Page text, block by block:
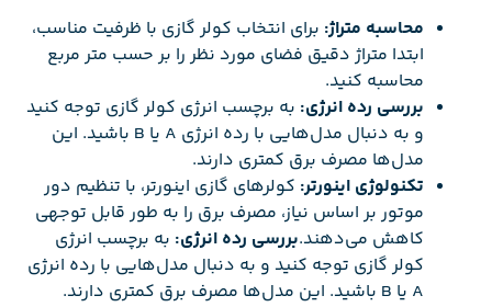
محاسبه متراژ: برای انتخاب کولر گازی با ظرفیت مناسب،
ابتدا متراژ دقیق فضای مورد نظر را بر حسب متر مربع
محاسبه کنید.
بررسی رده انرژی: به برچسب انرژی کولر گازی توجه کنید
و به دنبال مدل‌هایی با رده انرژی A یا B باشید. این
مدل‌ها مصرف برق کمتری دارند.
تکنولوژی اینورتر: کولرهای گازی اینورتر، با تنظیم دور
موتور بر اساس نیاز، مصرف برق را به طور قابل توجهی
کاهش می‌دهند.بررسی رده انرژی: به برچسب انرژی
کولر گازی توجه کنید و به دنبال مدل‌هایی با رده انرژی
A یا B باشید. این مدل‌ها مصرف برق کمتری دارند.